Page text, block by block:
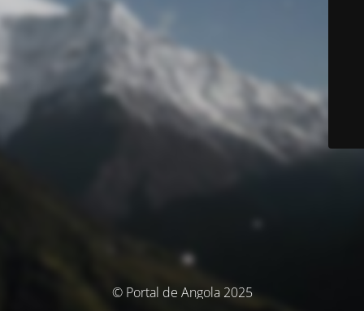
© Portal de Angola 2025